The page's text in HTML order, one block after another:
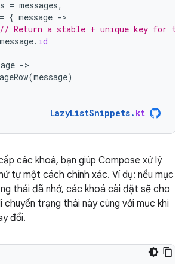
= messages,
= { message -
// Return a stable + unique key for
message. id
-
(message)
LazyListSnippets. kt
các khoá, bạn giúp Compose xử lý
tự một cách chính xác. Ví dụ: nếu mục
thái đã nhớ, các khoá cài đặt sẽ cho
chuyển trạng thái này cùng với mục khi
đổi.